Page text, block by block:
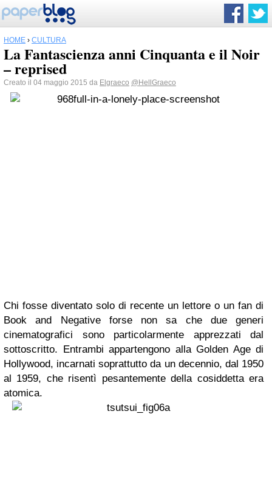
HOME › CULTURA
La Fantascienza anni Cinquanta e il Noir
– reprised
Creato il 04 maggio 2015 da Elgraeco @HellGraeco
Chi fosse diventato solo di recente un lettore o un fan di
Book and Negative forse non sa che due generi
cinematografici sono particolarmente apprezzati dal
sottoscritto. Entrambi appartengono alla Golden Age di
Hollywood, incarnati soprattutto da un decennio, dal 1950
al 1959, che risentì pesantemente della cosiddetta era
atomica.